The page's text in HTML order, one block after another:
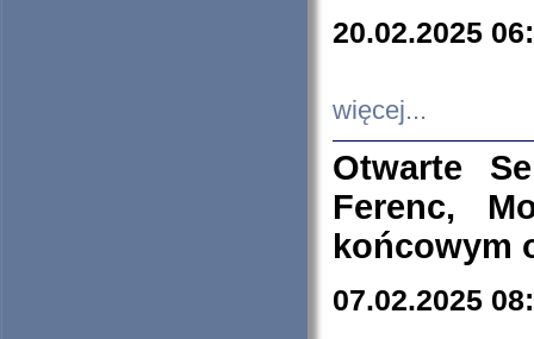
20.02.2025
więcej...
Otwarte
Ferenc,
końcowym
07.02.2025